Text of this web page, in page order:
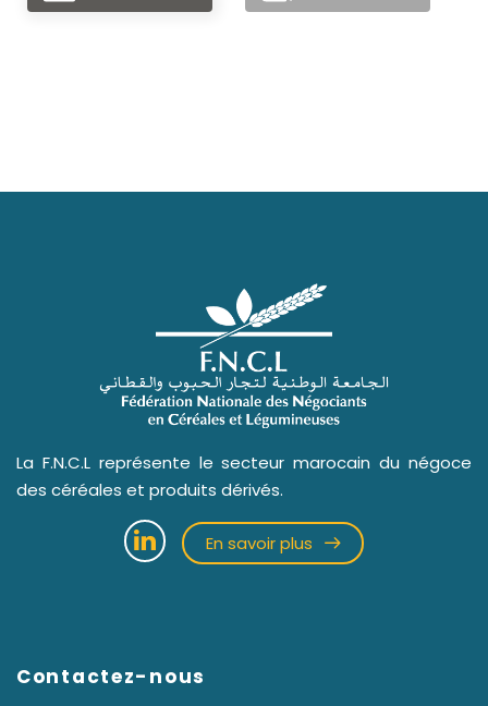
La F.N.C.L représente le secteur marocain du négoce
des céréales et produits dérivés.
En savoir plus
Contactez-nous